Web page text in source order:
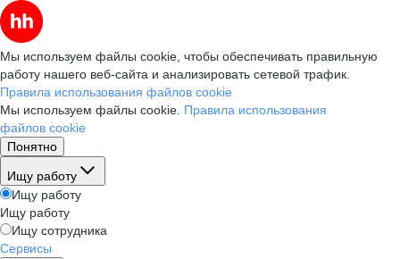
Мы используем файлы cookie, чтобы обеспечивать правильную
работу нашего веб-сайта и анализировать сетевой трафик.
Правила использования файлов cookie
Мы используем файлы cookie. Правила использования
файлов cookie
Понятно
Ищу работу
Ищу работу
Ищу работу
Ищу сотрудника
Сервисы